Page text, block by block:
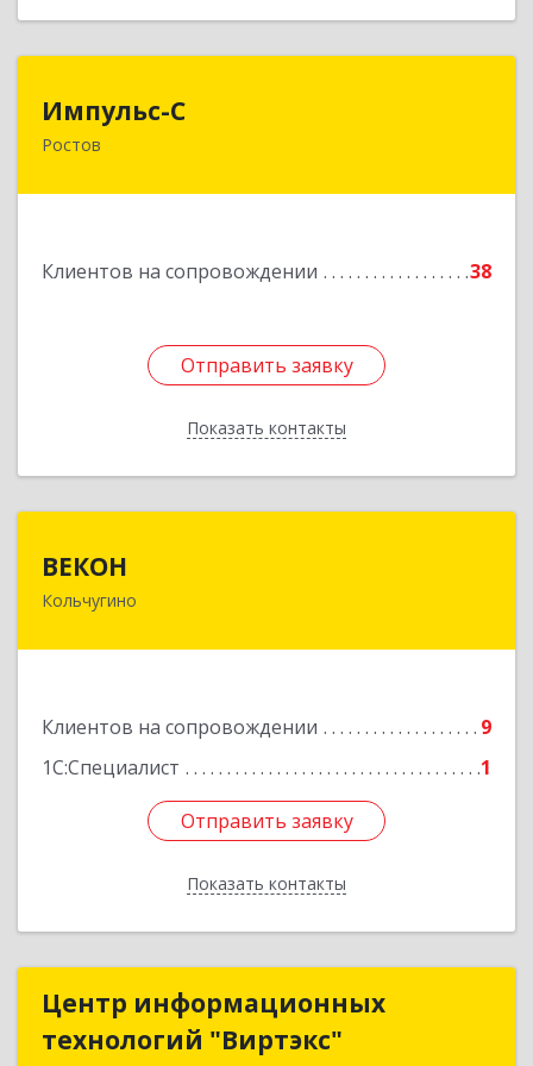
Импульс-С
Ростов
Клиентов на сопровождении 38
Отправить заявку
Показать контакты
Отправить заявку
Назад
ВЕКОН
Кольчугино
Клиентов на сопровождении
9
1С:Специалист
1
Отправить заявку
Показать контакты
601785, Владимирская обл, Кольчугинский р-н,
Отправить заявку
Назад
Центр информационных
технологий "Виртэкс"
Центр информационных
технологий "Виртэкс"